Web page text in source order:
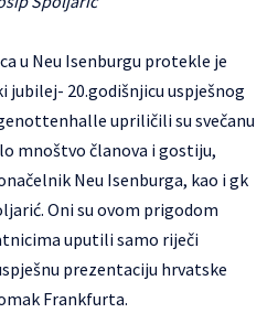
u Neu Isenburgu protekle je
jubilej- 20.godišnjicu uspješnog
upriličili su svečanu
mnoštvo članova i gostiju,
Neu Isenburga, kao i gk
Oni su ovom prigodom
uputili samo riječi
prezentaciju hrvatske
Frankfurta.